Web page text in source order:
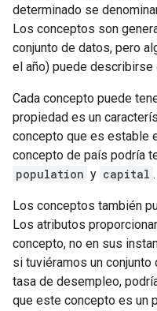
determinado se
Los conceptos son
conjunto de datos, pero
el año) puede
Cada concepto puede
propiedad es un
concepto que es estable
concepto de país podría
population y capital .
Los conceptos también
Los atributos
concepto, no en sus
si tuviéramos un
tasa de desempleo,
que este concepto es un